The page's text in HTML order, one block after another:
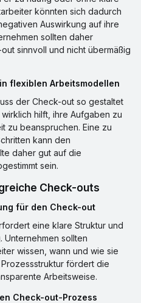
könnten sich dadurch
Auswirkung auf ihre
sollten daher
sinnvoll und nicht übermäßig
flexiblen Arbeitsmodellen
der Check-out so gestaltet
hilft, ihre Aufgaben zu
zu beanspruchen. Eine zu
kann den
daher gut auf die
sein.
Check-outs
für den Check-out
eine klare Struktur und
Unternehmen sollten
wissen, wann und wie sie
fördert die
Arbeitsweise.
Check-out-Prozess